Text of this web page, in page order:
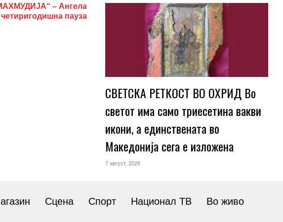
– Ангела
пауза
СВЕТСКА РЕТКОСТ ВО ОХРИД Во
светот има само триесетина вакви
икони, а единствената во
Македонија сега е изложена
7 август, 2026
Сцена Спорт Национал ТВ Во живо